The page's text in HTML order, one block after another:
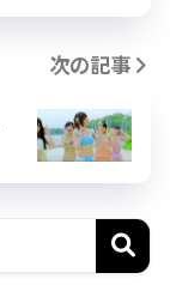
次の記事